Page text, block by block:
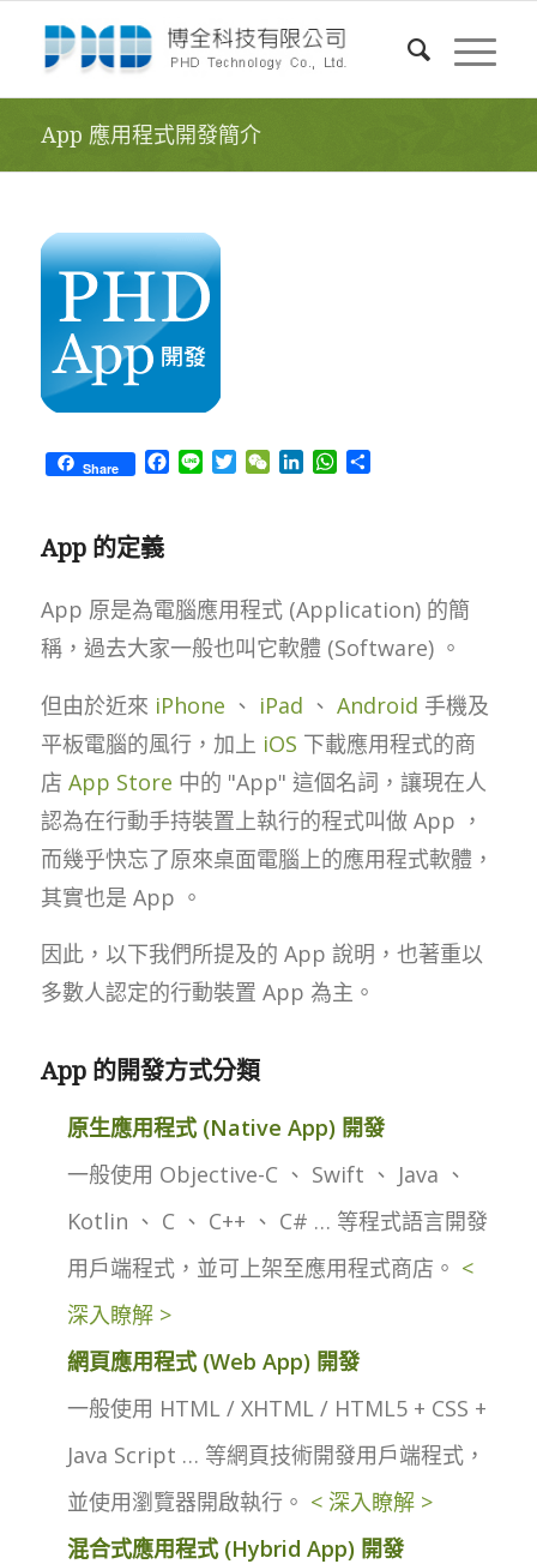
App 應用程式開發簡介
Share Facebook
LineTwitterWeChatLinkedInWhatsApp
Share
App 的定義
App 原是為電腦應用程式 (Application) 的簡
稱，過去大家一般也叫它軟體 (Software) 。
但由於近來 iPhone 、 iPad 、 Android 手機及
平板電腦的風行，加上 iOS 下載應用程式的商
店 App Store 中的 "App" 這個名詞，讓現在人
認為在行動手持裝置上執行的程式叫做 App ，
而幾乎快忘了原來桌面電腦上的應用程式軟體，
其實也是 App 。
因此，以下我們所提及的 App 說明，也著重以
多數人認定的行動裝置 App 為主。
App 的開發方式分類
原生應用程式 (Native App) 開發
一般使用 Objective-C 、 Swift 、 Java 、
Kotlin 、 C 、 C++ 、 C# … 等程式語言開發
用戶端程式，並可上架至應用程式商店。 <
深入瞭解 >
網頁應用程式 (Web App) 開發
一般使用 HTML / XHTML / HTML5 + CSS +
Java Script … 等網頁技術開發用戶端程式，
並使用瀏覽器開啟執行。 < 深入瞭解 >
混合式應用程式 (Hybrid App) 開發